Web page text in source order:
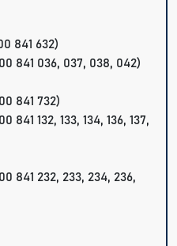
841 632)
841 036, 037, 038, 042)
841 732)
132, 133, 134, 136, 137,
841 232, 233, 234, 236,